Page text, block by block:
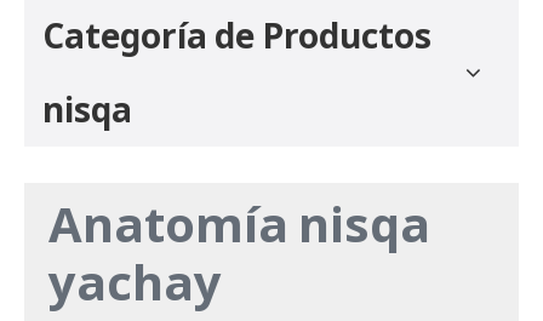
Categoría de Productos
nisqa
Anatomía nisqa
yachay